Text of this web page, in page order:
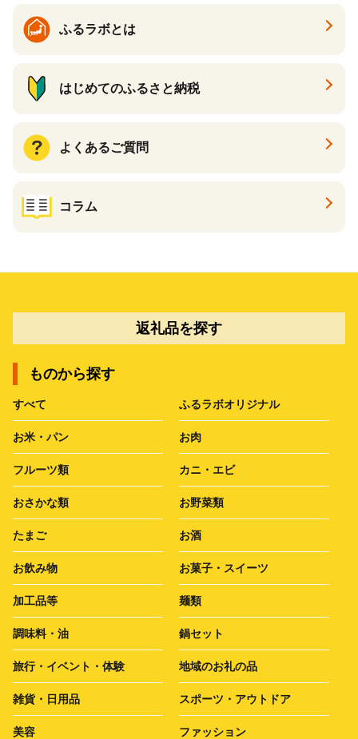
ふるラボとは
はじめてのふるさと納税
よくあるご質問
コラム
返礼品を探す
ものから探す
すべて ふるラボオリジナル
お米・パン お肉
フルーツ類 カニ・エビ
おさかな類 お野菜類
たまご お酒
お飲み物 お菓子・スイーツ
加工品等 麺類
調味料・油 鍋セット
旅行・イベント・体験 地域のお礼の品
雑貨・日用品 スポーツ・アウトドア
美容 ファッション